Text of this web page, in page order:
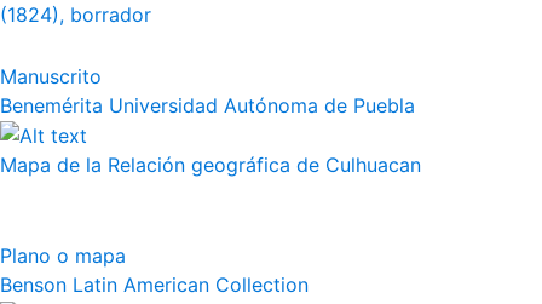
(1824), borrador
Manuscrito
Benemérita Universidad Autónoma de Puebla
Mapa de la Relación geográfica de Culhuacan
Plano o mapa
Benson Latin American Collection